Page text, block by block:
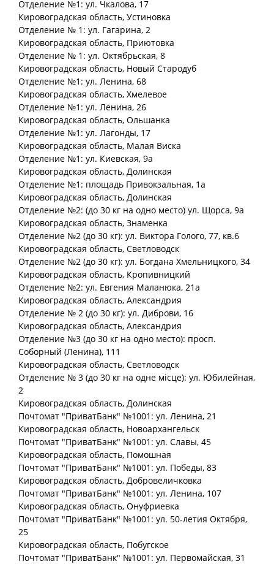
Отделение №1: ул. Чкалова, 17
Кировоградская область, Устиновка
Отделение № 1: ул. Гагарина, 2
Кировоградская область, Приютовка
Отделение № 1: ул. Октябрьская, 8
Кировоградская область, Новый Стародуб
Отделение №1: ул. Ленина, 68
Кировоградская область, Хмелевое
Отделение №1: ул. Ленина, 26
Кировоградская область, Ольшанка
Отделение №1: ул. Лагонды, 17
Кировоградская область, Малая Виска
Отделение №1: ул. Киевская, 9а
Кировоградская область, Долинская
Отделение №1: площадь Привокзальная, 1а
Кировоградская область, Долинская
Отделение №2: (до 30 кг на одно место) ул. Щорса, 9а
Кировоградская область, Знаменка
Отделение №2 (до 30 кг): ул. Виктора Голого, 77, кв.6
Кировоградская область, Светловодск
Отделение №2 (до 30 кг): ул. Богдана Хмельницкого, 34
Кировоградская область, Кропивницкий
Отделение №2: ул. Евгения Маланюка, 21а
Кировоградская область, Александрия
Отделение № 2 (до 30 кг): ул. Диброви, 16
Кировоградская область, Александрия
Отделение №3 (до 30 кг на одно место): просп.
Соборный (Ленина), 111
Кировоградская область, Светловодск
Отделение № 3 (до 30 кг на одне місце): ул. Юбилейная,
2
Кировоградская область, Долинская
Почтомат "ПриватБанк" №1001: ул. Ленина, 21
Кировоградская область, Новоархангельск
Почтомат "ПриватБанк" №1001: ул. Славы, 45
Кировоградская область, Помошная
Почтомат "ПриватБанк" №1001: ул. Победы, 83
Кировоградская область, Добровеличковка
Почтомат "ПриватБанк" №1001: ул. Ленина, 107
Кировоградская область, Онуфриевка
Почтомат "ПриватБанк" №1001: ул. 50-летия Октября,
25
Кировоградская область, Побугское
Почтомат "ПриватБанк" №1001: ул. Первомайская, 31